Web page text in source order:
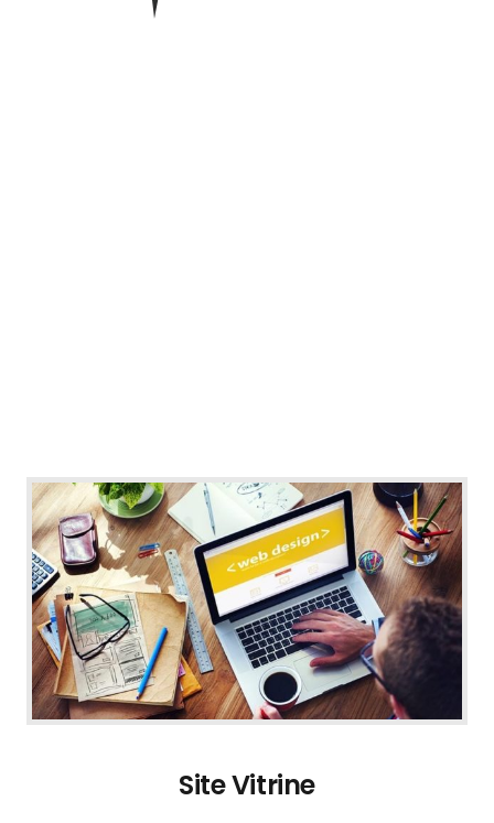
Site Vitrine